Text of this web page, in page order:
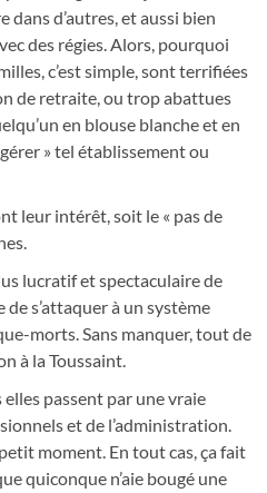
dans d’autres, et aussi bien
des régies. Alors, pourquoi
c’est simple, sont terrifiées
de retraite, ou trop abattues
en blouse blanche et en
» tel établissement ou
leur intérêt, soit le « pas de
lucratif et spectaculaire de
s’attaquer à un système
morts. Sans manquer, tout de
à la Toussaint.
elles passent par une vraie
et de l’administration.
moment. En tout cas, ça fait
quiconque n’aie bougé une